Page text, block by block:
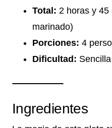
Total: 2 horas y
marinado)
Porciones: 4
Dificultad: Sencilla
Ingredientes